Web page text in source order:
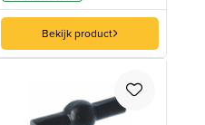
Bekijk product